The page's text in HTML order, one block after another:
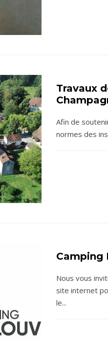
Travaux
Afin de
normes des
Camping
Nous vous
site internet
le...